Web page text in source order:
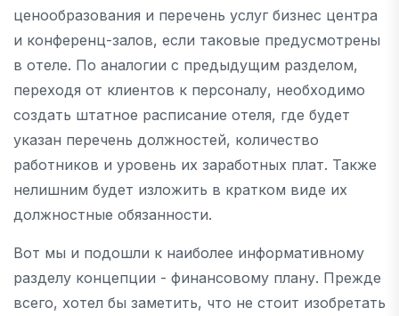
ценообразования и перечень услуг бизнес центра
и конференц-залов, если таковые предусмотрены
в отеле. По аналогии с предыдущим разделом,
переходя от клиентов к персоналу, необходимо
создать штатное расписание отеля, где будет
указан перечень должностей, количество
работников и уровень их заработных плат. Также
нелишним будет изложить в кратком виде их
должностные обязанности.
Вот мы и подошли к наиболее информативному
разделу концепции - финансовому плану. Прежде
всего, хотел бы заметить, что не стоит изобретать